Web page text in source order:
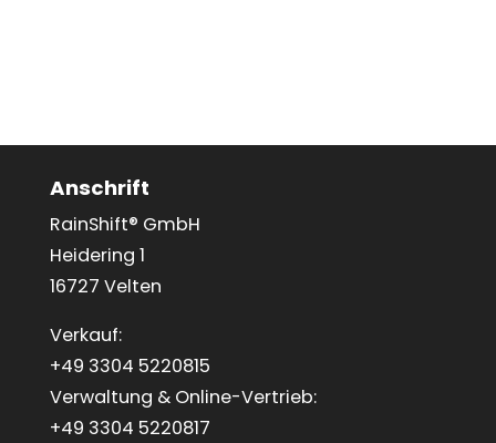
Anschrift
RainShift® GmbH
Heidering 1
16727 Velten
Verkauf:
+49 3304 5220815
Verwaltung & Online-Vertrieb:
+49 3304 5220817